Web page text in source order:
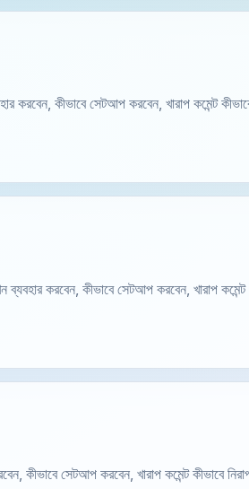
করবেন, কীভাবে সেটআপ করবেন, খারাপ কমেন্ট
করবেন, কীভাবে সেটআপ করবেন, খারাপ
কীভাবে সেটআপ করবেন, খারাপ কমেন্ট কীভাবে